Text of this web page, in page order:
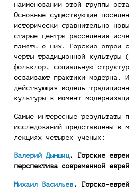
наименовании этой группы
Основные существующие
исторически сравнительно
старые центры расселения
память о них. Горские евреи
черты традиционной культуры
фольклор, социальную
осваивают практики модерна.
действующая модель
культуры в момент
Самые интересные результаты
исследований представлены в
лекциях четырех ученых:
Валерий Дымшиц. Горские
перспектива современной
Михаил Васильев . Горско-